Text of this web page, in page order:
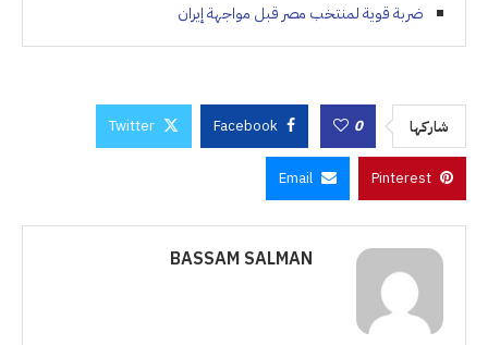
ضربة قوية لمنتخب مصر قبل مواجهة إيران
شاركها 0
Facebook
Twitter
Pinterest
Email
BASSAM SALMAN